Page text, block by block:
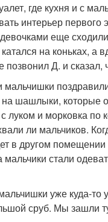
где кухня и с
интерьер первого
еще
на коньках,
позвонил Д. и
шашлыки, которые
и морковка по
ли мальчиков.
в другом
стали
уже куда-
сруб. Мы зашли